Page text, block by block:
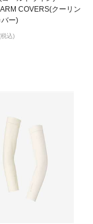
COVERS(クーリン
ー)
込)